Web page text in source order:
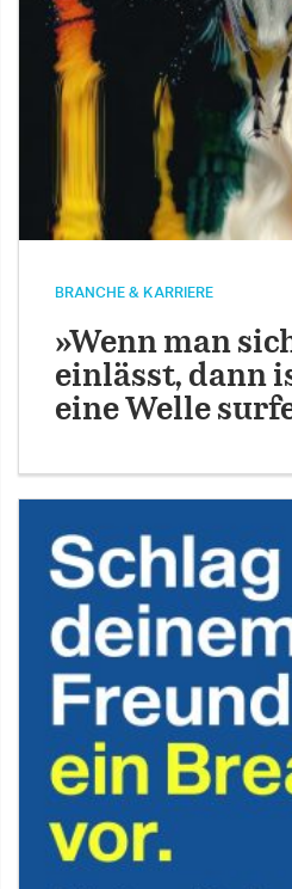
BRANCHE & KARRIERE
»Wenn man
einlässt, dann
eine Welle